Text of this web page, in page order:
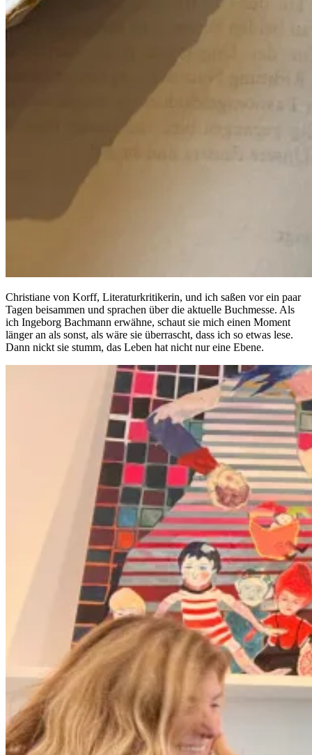
Christiane von Korff, Literaturkritikerin, und ich saßen vor ein paar
Tagen beisammen und sprachen über die aktuelle Buchmesse. Als
ich Ingeborg Bachmann erwähne, schaut sie mich einen Moment
länger an als sonst, als wäre sie überrascht, dass ich so etwas lese.
Dann nickt sie stumm, das Leben hat nicht nur eine Ebene.